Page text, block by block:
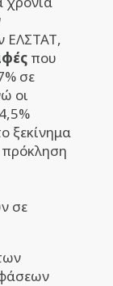
ΕΛΣΤΑΤ,
που
σε
οι
ξεκίνημα
σε